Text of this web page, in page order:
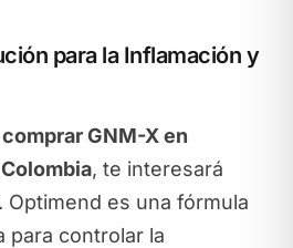
para la Inflamación y
GNM-X en
, te interesará
Optimend es una fórmula
para controlar la